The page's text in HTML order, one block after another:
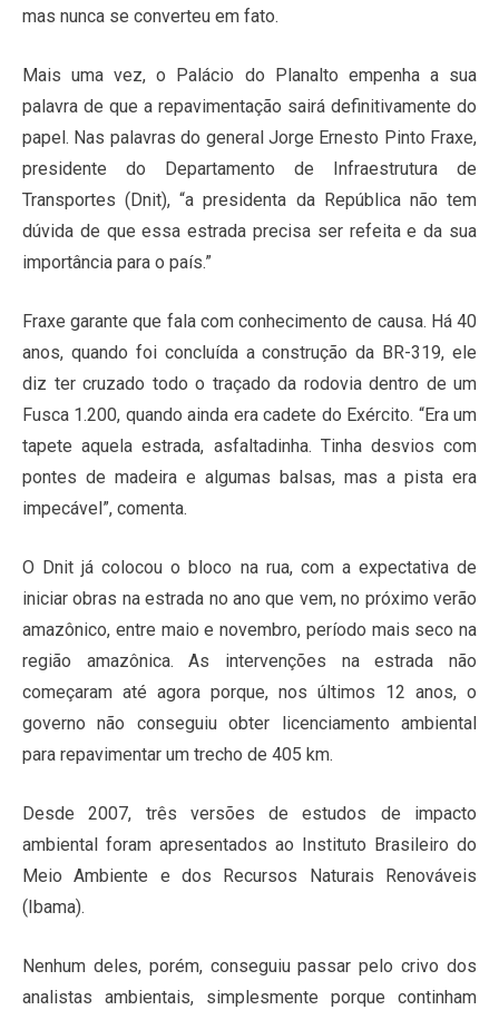
mas nunca se converteu em fato.
Mais uma vez, o Palácio do Planalto empenha a sua
palavra de que a repavimentação sairá definitivamente do
papel. Nas palavras do general Jorge Ernesto Pinto Fraxe,
presidente do Departamento de Infraestrutura de
Transportes (Dnit), “a presidenta da República não tem
dúvida de que essa estrada precisa ser refeita e da sua
importância para o país.”
Fraxe garante que fala com conhecimento de causa. Há 40
anos, quando foi concluída a construção da BR-319, ele
diz ter cruzado todo o traçado da rodovia dentro de um
Fusca 1.200, quando ainda era cadete do Exército. “Era um
tapete aquela estrada, asfaltadinha. Tinha desvios com
pontes de madeira e algumas balsas, mas a pista era
impecável”, comenta.
O Dnit já colocou o bloco na rua, com a expectativa de
iniciar obras na estrada no ano que vem, no próximo verão
amazônico, entre maio e novembro, período mais seco na
região amazônica. As intervenções na estrada não
começaram até agora porque, nos últimos 12 anos, o
governo não conseguiu obter licenciamento ambiental
para repavimentar um trecho de 405 km.
Desde 2007, três versões de estudos de impacto
ambiental foram apresentados ao Instituto Brasileiro do
Meio Ambiente e dos Recursos Naturais Renováveis
(Ibama).
Nenhum deles, porém, conseguiu passar pelo crivo dos
analistas ambientais, simplesmente porque continham